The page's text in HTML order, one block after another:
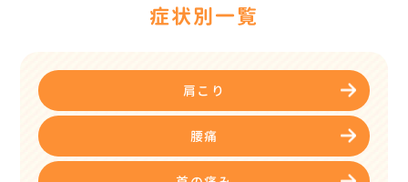
症状別一覧
肩こり
腰痛